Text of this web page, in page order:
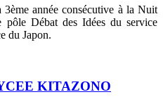
année consécutive à la Nuit
pôle Débat des Idées du service
du Japon.
KITAZONO